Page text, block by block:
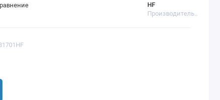
HF
Производитель..